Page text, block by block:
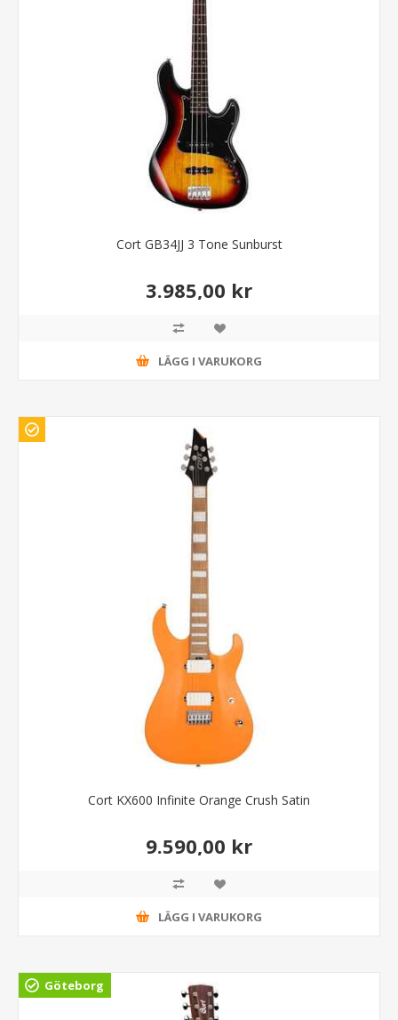
Cort GB34JJ 3 Tone Sunburst
3.985,00 kr
LÄGG I VARUKORG
Cort KX600 Infinite Orange Crush Satin
9.590,00 kr
LÄGG I VARUKORG
Göteborg